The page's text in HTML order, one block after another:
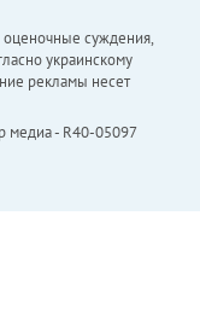
оценочные суждения,
украинскому
рекламы несет
медиа - R40-05097